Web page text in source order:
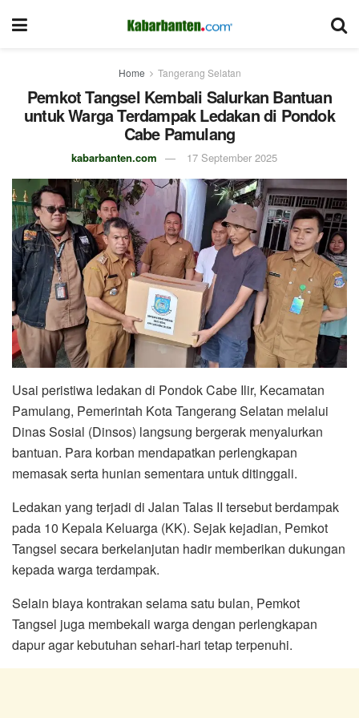
Home Tangerang Selatan
Pemkot Tangsel Kembali Salurkan Bantuan
untuk Warga Terdampak Ledakan di Pondok
Cabe Pamulang
kabarbanten.com 17 September 2025
Usai peristiwa ledakan di Pondok Cabe Ilir, Kecamatan
Pamulang, Pemerintah Kota Tangerang Selatan melalui
Dinas Sosial (Dinsos) langsung bergerak menyalurkan
bantuan. Para korban mendapatkan perlengkapan
memasak serta hunian sementara untuk ditinggali.
Ledakan yang terjadi di Jalan Talas II tersebut berdampak
pada 10 Kepala Keluarga (KK). Sejak kejadian, Pemkot
Tangsel secara berkelanjutan hadir memberikan dukungan
kepada warga terdampak.
Selain biaya kontrakan selama satu bulan, Pemkot
Tangsel juga membekali warga dengan perlengkapan
dapur agar kebutuhan sehari-hari tetap terpenuhi.